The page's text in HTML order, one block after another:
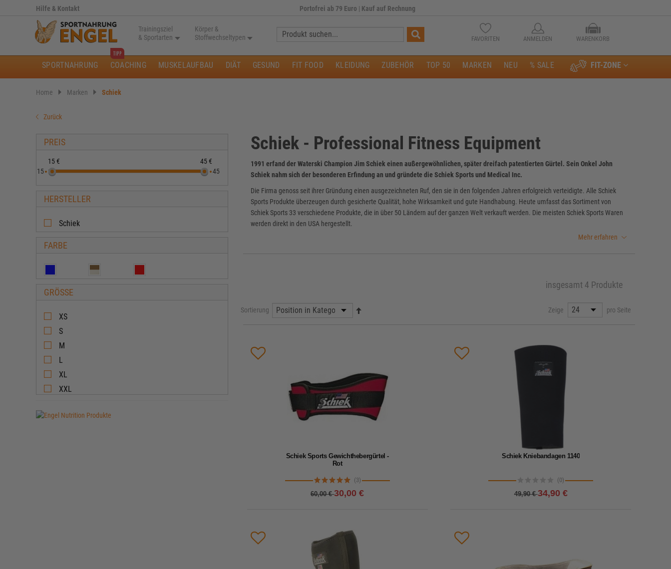
Hilfe & Kontakt Portofrei ab 79 Euro | Kauf auf Rechnung
Trainingsziel
& Sportarten
Körper &
Stoffwechseltypen
Suche:
FAVORITEN ANMELDEN WARENKORB
FIT-ZONE
SPORTNAHRUNG COACHING MUSKELAUFBAU DIÄT GESUND FIT FOOD KLEIDUNG ZUBEHÖR TOP 50 MARKEN NEU % SALE
Home Marken Schiek
Zurück
PREIS
15 45
15 € 45 €
HERSTELLER
Schiek
FARBE
GRÖSSE
XS
S
M
L
XL
XXL
Schiek - Professional Fitness Equipment
1991 erfand der Waterski Champion Jim Schiek einen außergewöhnlichen, später dreifach patentierten Gürtel. Sein Onkel John
Schiek nahm sich der besonderen Erfindung an und gründete die Schiek Sports und Medical Inc.
Die Firma genoss seit ihrer Gründung einen ausgezeichneten Ruf, den sie in den folgenden Jahren erfolgreich verteidigte. Alle Schiek
Sports Produkte überzeugen durch gesicherte Qualität, hohe Wirksamkeit und gute Handhabung. Heute umfasst das Sortiment von
Schiek Sports 33 verschiedene Produkte, die in über 50 Ländern auf der ganzen Welt verkauft werden. Die meisten Schiek Sports Waren
werden direkt in den USA hergestellt.
Mehr erfahren
insgesamt 4 Produkte
Sortierung Zeige pro Seite
Schiek Sports Gewichthebergürtel -
Rot
(3)
60,00 €30,00 €
Schutz und Stabilisierung der Wirbelsäule für
Fitness und Bodybuilding.
Schiek Kniebandagen 1140
(0)
49,90 €34,90 €